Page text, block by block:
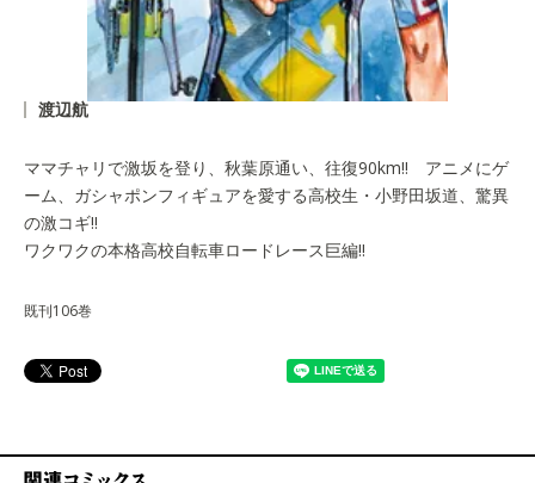
渡辺航
ママチャリで激坂を登り、秋葉原通い、往復90km!! アニメにゲ
ーム、ガシャポンフィギュアを愛する高校生・小野田坂道、驚異
の激コギ!!
ワクワクの本格高校自転車ロードレース巨編!!
既刊106巻